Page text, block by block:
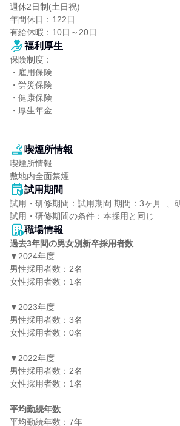
週休2日制(土日祝)
年間休日：122日
有給休暇：10日～20日
福利厚生
保険制度：
・雇用保険
・労災保険
・健康保険
・厚生年金
喫煙所情報
喫煙所情報
敷地内全面禁煙
試用期間
試用・研修期間：試用期間 期間：3ヶ月  、
職場情報
過去3年間の男女別新卒採用者数
▼2024年度
男性採用者数：2名
女性採用者数：1名
▼2023年度
男性採用者数：3名
女性採用者数：0名
▼2022年度
男性採用者数：2名
女性採用者数：1名
平均勤続年数